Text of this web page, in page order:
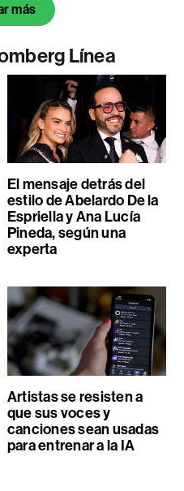
más
Línea
El mensaje detrás del
estilo de Abelardo De la
Espriella y Ana Lucía
Pineda, según una
experta
Artistas se resisten a
que sus voces y
canciones sean usadas
para entrenar a la IA